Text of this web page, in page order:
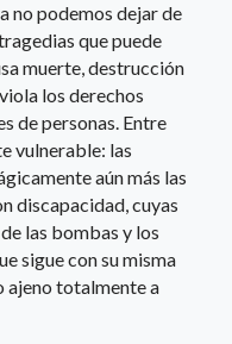
no podemos dejar de
que puede
muerte, destrucción
los derechos
de personas. Entre
vulnerable: las
aún más las
discapacidad, cuyas
las bombas y los
sigue con su misma
ajeno totalmente a